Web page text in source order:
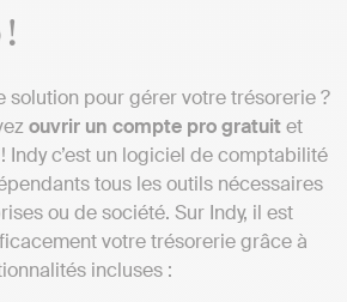
solution pour gérer votre trésorerie ?
ouvrir un compte pro gratuitet
Indy c’est un logiciel de comptabilité
tous les outils nécessaires
ou de société. Sur Indy, il est
votre trésorerie grâce à
incluses :